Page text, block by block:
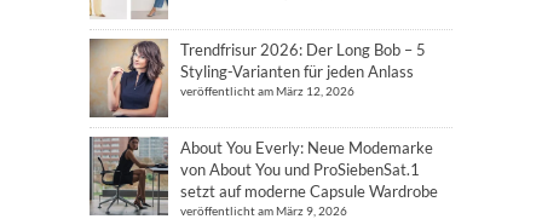
Trendfrisur 2026: Der Long Bob – 5
Styling-Varianten für jeden Anlass
veröffentlicht am März 12, 2026
About You Everly: Neue Modemarke
von About You und ProSiebenSat.1
setzt auf moderne Capsule Wardrobe
veröffentlicht am März 9, 2026